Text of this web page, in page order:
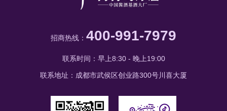
招商热线： 400-991-7979
联系时间：早上8:30 - 晚上19:00
联系地址：成都市武侯区创业路300号川喜大厦